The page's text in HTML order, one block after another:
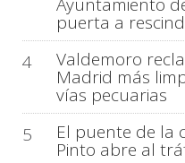
puerta a
4
Valdemoro
Madrid más
vías pecuarias
5
El puente de la
Pinto abre al